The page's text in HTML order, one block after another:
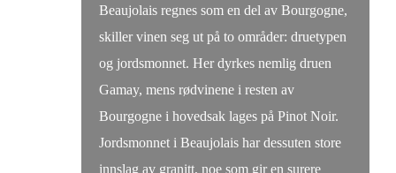
Beaujolais regnes som en del av Bourgogne,
skiller vinen seg ut på to områder: druetypen
og jordsmonnet. Her dyrkes nemlig druen
Gamay, mens rødvinene i resten av
Bourgogne i hovedsak lages på Pinot Noir.
Jordsmonnet i Beaujolais har dessuten store
innslag av granitt, noe som gir en surere